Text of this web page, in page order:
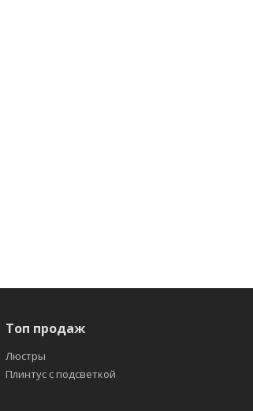
Топ продаж
Люстры
Плинтус с подсветкой